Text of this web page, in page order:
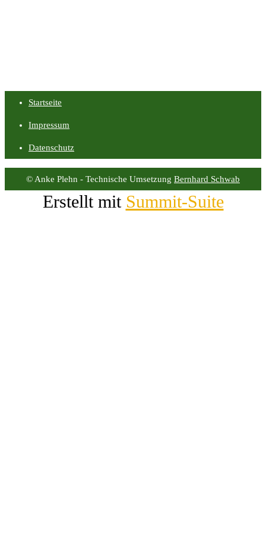
Startseite
Impressum
Datenschutz
© Anke Plehn - Technische Umsetzung Bernhard Schwab
Erstellt mit Summit-Suite